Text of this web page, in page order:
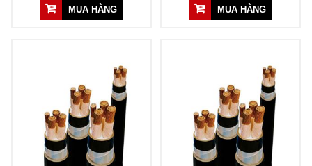
MUA HÀNG MUA HÀNG